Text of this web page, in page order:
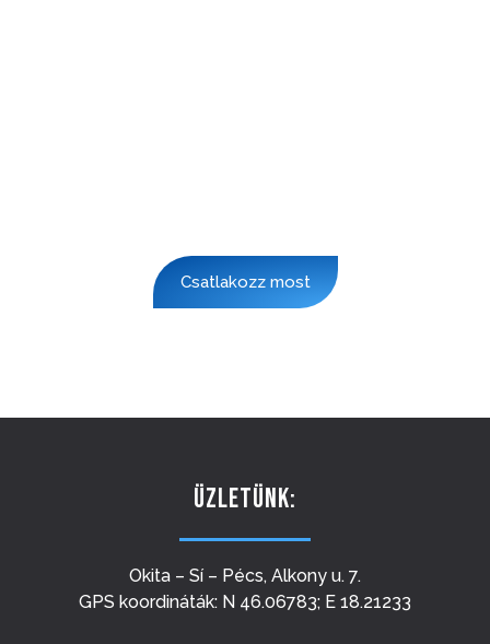
Csatlakozz most
ÜZLETÜNK:
Okita – Sí – Pécs, Alkony u. 7.
GPS koordináták: N 46.06783; E 18.21233